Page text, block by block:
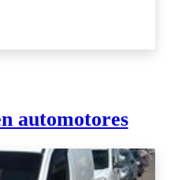
automotores